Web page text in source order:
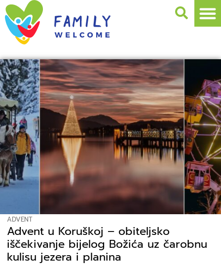
ADVENT
Advent u Koruškoj – obiteljsko
iščekivanje bijelog Božića uz čarobnu
kulisu jezera i planina